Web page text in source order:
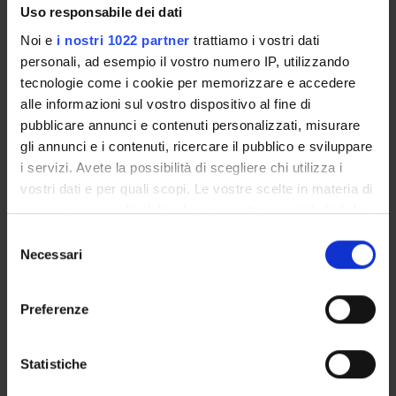
Uso responsabile dei dati
Noi e i nostri 1022 partner trattiamo i vostri dati
personali, ad esempio il vostro numero IP, utilizzando
tecnologie come i cookie per memorizzare e accedere
alle informazioni sul vostro dispositivo al fine di
pubblicare annunci e contenuti personalizzati, misurare
gli annunci e i contenuti, ricercare il pubblico e sviluppare
i servizi. Avete la possibilità di scegliere chi utilizza i
vostri dati e per quali scopi. Le vostre scelte in materia di
privacy sono applicabili solo su questa proprietà digitale
modificare o revocare il proprio consenso in qualsiasi
momento dalla Dichiarazione sui cookie o facendo clic
raccogliere informazioni sulla tua posizione
geografica, con un'approssimazione di qualche
Necessari
Preferenze
Statistiche
Sede
Seminari 0
Obiettivi formativi
il corso si propone di approfondire l’evoluzione del sinfonismo
del primo Ottocento in modo speciale nei paesi di area
Prerequisiti: aver sostenuto l’esame introduttivo di Storia
1) Lo sviluppo del genere sinfonico ottocentesco.
2) Approfondimenti sul sinfonismo di Beethoven, di Schubert